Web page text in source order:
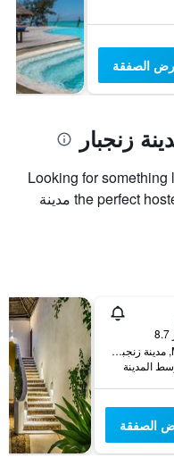
الصفقة
زنجبار
Looking for
the perfect hostel or vacation rental for your trip in مدينة
607/608 Malindi, مدينة زنجبار, تنزانيا
الصفقة